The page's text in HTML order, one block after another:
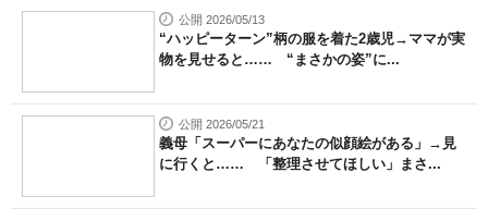
公開 2026/05/13
“ハッピーターン”柄の服を着た2歳児→ママが実
物を見せると…… “まさかの姿”に...
公開 2026/05/21
義母「スーパーにあなたの似顔絵がある」→見
に行くと…… 「整理させてほしい」まさ...